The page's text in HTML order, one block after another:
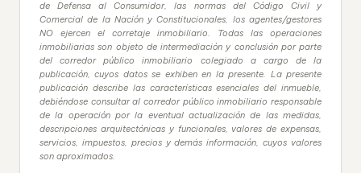
de Defensa al Consumidor, las normas del Código Civil y
Comercial de la Nación y Constitucionales, los agentes/gestores
NO ejercen el corretaje inmobiliario. Todas las operaciones
inmobiliarias son objeto de intermediación y conclusión por parte
del corredor público inmobiliario colegiado a cargo de la
publicación, cuyos datos se exhiben en la presente. La presente
publicación describe las características esenciales del inmueble,
debiéndose consultar al corredor público inmobiliario responsable
de la operación por la eventual actualización de las medidas,
descripciones arquitectónicas y funcionales, valores de expensas,
servicios, impuestos, precios y demás información, cuyos valores
son aproximados.